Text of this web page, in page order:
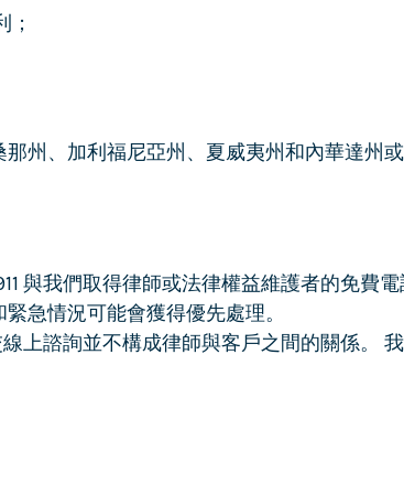
州、加利福尼亞州、夏威夷州和內華達州
與我們取得律師或法律權益維護者的免費
急情況可能會獲得優先處理。
上諮詢並不構成律師與客戶之間的關係。